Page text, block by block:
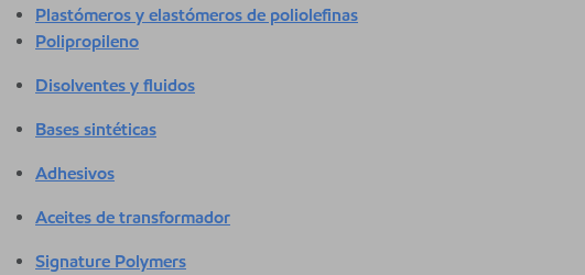
Plastómeros y elastómeros de poliolefinas
Polipropileno
Disolventes y fluidos
Bases sintéticas
Adhesivos
Aceites de transformador
Signature Polymers